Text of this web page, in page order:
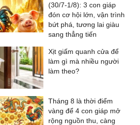
(30/7-1/8): 3 con giáp
đón cơ hội lớn, vận trình
bứt phá, tương lai giàu
sang thẳng tiến
Xịt giấm quanh cửa để
làm gì mà nhiều người
làm theo?
Tháng 8 là thời điểm
vàng để 4 con giáp mở
rộng nguồn thu, càng